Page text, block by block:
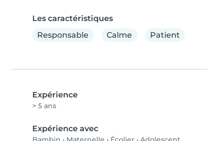
Les caractéristiques
Responsable
Calme Patient
Expérience
> 5 ans
Expérience avec